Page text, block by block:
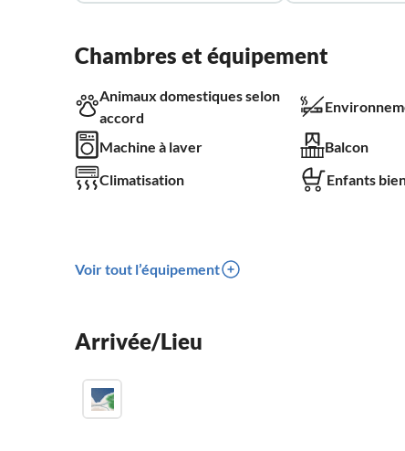
Chambres et équipement
Animaux domestiques selon
accord
Machine à laver Balcon
Climatisation
Enfants
Voir tout l’équipement
Arrivée/Lieu